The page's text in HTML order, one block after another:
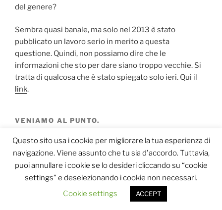
del genere?
Sembra quasi banale, ma solo nel 2013 è stato
pubblicato un lavoro serio in merito a questa
questione. Quindi, non possiamo dire che le
informazioni che sto per dare siano troppo vecchie. Si
tratta di qualcosa che è stato spiegato solo ieri. Qui il
link.
VENIAMO AL PUNTO.
La Figura 1 mostra l’anatomia della nostra pelle. Fino a
qualche anno fa, si riteneva che il raggrinzimento delle
dita fosse dovuto a
strato corneo più esterno dell’epidermide
. In realtà, il
raggrinzimento è dovuto ad una riduzione del volume
dello strato “polposo” dell’epidermide ed è
Questo sito usa i cookie per migliorare la tua esperienza di
navigazione. Viene assunto che tu sia d'accordo. Tuttavia,
puoi annullare i cookie se lo desideri cliccando su “cookie
settings” e deselezionando i cookie non necessari.
Cookie settings
ACCEPT